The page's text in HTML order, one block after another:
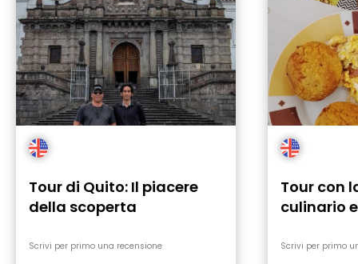
Tour di Quito: Il piacere
della scoperta
Scrivi per primo una recensione
Tour con
culinario
Scrivi per primo